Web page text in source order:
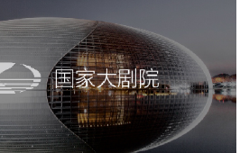
家大剧院
院 智慧展馆 展馆网站建设